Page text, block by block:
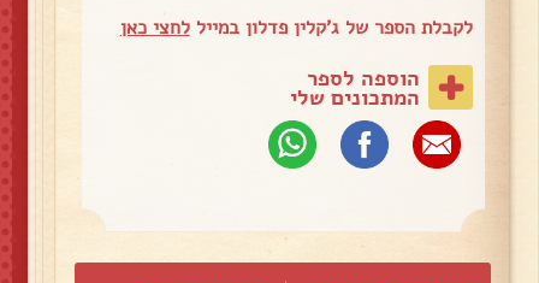
לקבלת הספר של ג'קלין פדלון במייללחצי כאן
הוספה לספר
המתכונים שלי